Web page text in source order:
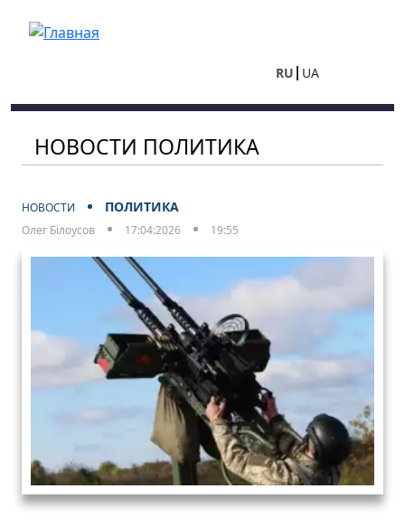
RU UA
НОВОСТИ ПОЛИТИКА
НОВОСТИ ПОЛИТИКА
Олег Білоусов 17:04:2026 19:55